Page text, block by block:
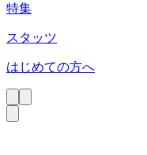
特集
スタッツ
はじめての方へ